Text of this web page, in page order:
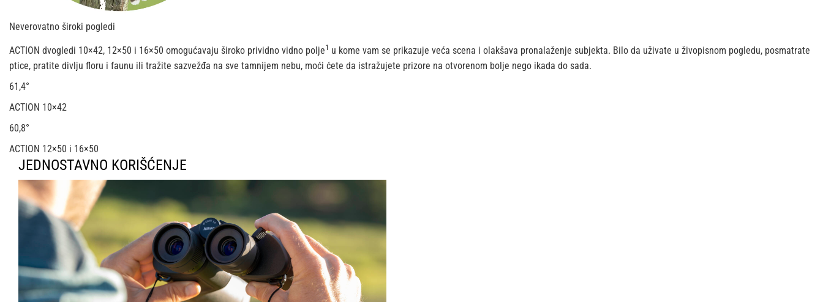
Neverovatno široki pogledi
ACTION dvogledi 10×42, 12×50 i 16×50 omogućavaju široko prividno vidno polje1 u kome vam se prikazuje veća scena i olakšava pronalaženje subjekta. Bilo da uživate u živopisnom pogledu, posmatrate
ptice, pratite divlju floru i faunu ili tražite sazvežđa na sve tamnijem nebu, moći ćete da istražujete prizore na otvorenom bolje nego ikada do sada.
61,4°
ACTION 10×42
60,8°
ACTION 12×50 i 16×50
JEDNOSTAVNO KORIŠĆENJE